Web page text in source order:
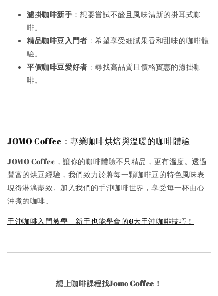
濾掛咖啡新手 ：想要嘗試不酸且風味清新的掛耳式咖
啡。
精品咖啡豆入門者 ：希望享受細膩果香和甜味的咖啡體
驗。
平價咖啡豆愛好者 ：尋找高品質且價格實惠的濾掛咖
啡。
JOMO Coffee：專業咖啡烘焙與溫暖的咖啡體驗
JOMO Coffee，讓你的咖啡體驗不只精品，更有溫度。透過
豐富的烘豆經驗，我們致力於將每一顆咖啡豆的特色風味表
現得淋漓盡致。加入我們的手沖咖啡世界，享受每一杯由心
沖煮的咖啡。
手沖咖啡入門教學｜新手也能學會的6大手沖咖啡技巧！
想上咖啡課程找Jomo Coffee！